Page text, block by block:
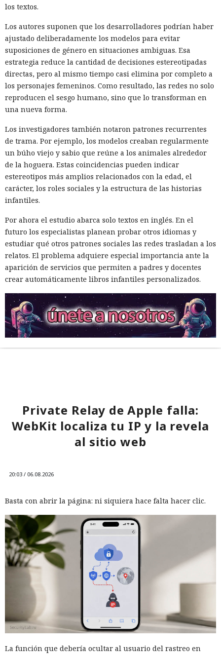
los textos.
Los autores suponen que los desarrolladores podrían haber
ajustado deliberadamente los modelos para evitar
suposiciones de género en situaciones ambiguas. Esa
estrategia reduce la cantidad de decisiones estereotipadas
directas, pero al mismo tiempo casi elimina por completo a
los personajes femeninos. Como resultado, las redes no solo
reproducen el sesgo humano, sino que lo transforman en
una nueva forma.
Los investigadores también notaron patrones recurrentes
de trama. Por ejemplo, los modelos creaban regularmente
un búho viejo y sabio que reúne a los animales alrededor
de la hoguera. Estas coincidencias pueden indicar
estereotipos más amplios relacionados con la edad, el
carácter, los roles sociales y la estructura de las historias
infantiles.
Por ahora el estudio abarca solo textos en inglés. En el
futuro los especialistas planean probar otros idiomas y
estudiar qué otros patrones sociales las redes trasladan a los
relatos. El problema adquiere especial importancia ante la
aparición de servicios que permiten a padres y docentes
crear automáticamente libros infantiles personalizados.
Private Relay de Apple falla:
WebKit localiza tu IP y la revela
al sitio web
20:03 / 06.08.2026
Basta con abrir la página: ni siquiera hace falta hacer clic.
La función que debería ocultar al usuario del rastreo en